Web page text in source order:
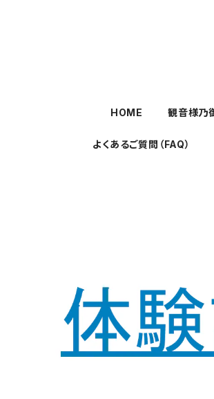
HOME 観音様乃
よくあるご質問（FAQ）